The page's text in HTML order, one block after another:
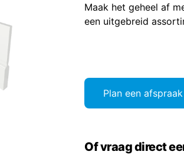
Maak het geheel af
een uitgebreid
Plan een afspraak
Of vraag direct